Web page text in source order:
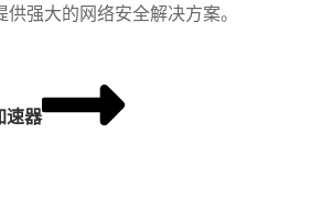
强大的网络安全解决方案。
速器